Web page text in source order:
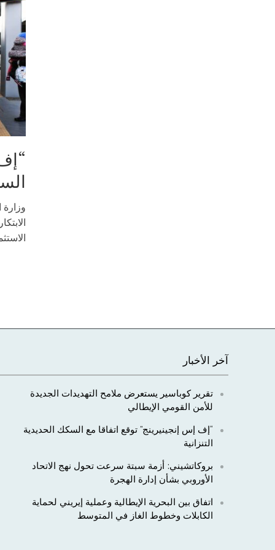
وزارة
آخر الأخبار
تقرير كوباسير يستعرض ملامح التهديدات الجديدة
للأمن القومي الإيطالي
“إف إس إنجينيرينج” توقع اتفاقا مع السكك الحديدية
التنزانية
بروكاتشيني: أزمة سبتة سرعت تحول نهج الاتحاد
الأوروبي بشأن إدارة الهجرة
اتفاق بين البحرية الإيطالية وعملية إيريني لحماية
الكابلات وخطوط الغاز في المتوسط